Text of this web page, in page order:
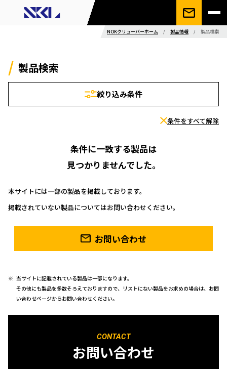
NOKクリューバーホーム / 製品情報 / 製品検索
製品検索
絞り込み条件
条件をすべて解除
条件に一致する製品は
見つかりませんでした。
本サイトには一部の製品を掲載しております。
掲載されていない製品についてはお問い合わせください。
お問い合わせ
当サイトに記載されている製品は一部になります。
その他にも製品を多数そろえておりますので、リストにない製品をお求めの場合は、お問
い合わせページからお問い合わせください。
CONTACT
お問い合わせ